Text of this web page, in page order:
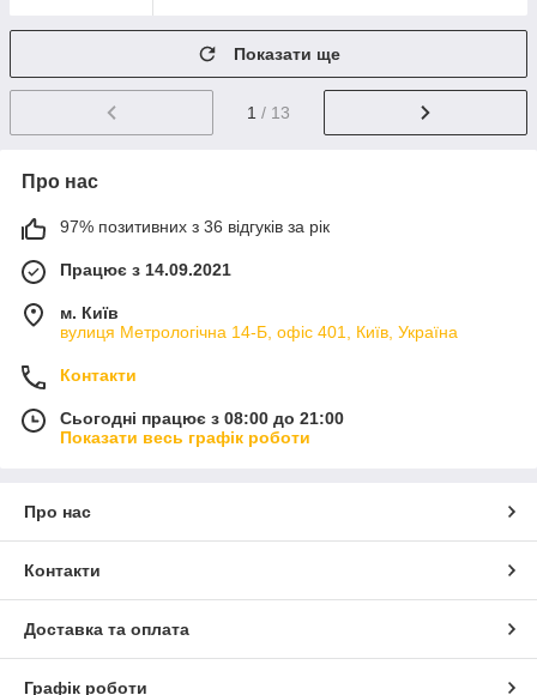
Показати ще
1 / 13
Про нас
97% позитивних з 36 відгуків за рік
Працює з 14.09.2021
м. Київ
вулиця Метрологічна 14-Б, офіс 401, Київ, Україна
Контакти
Сьогодні працює з 08:00 до 21:00
Показати весь графік роботи
Про нас
Контакти
Доставка та оплата
Графік роботи